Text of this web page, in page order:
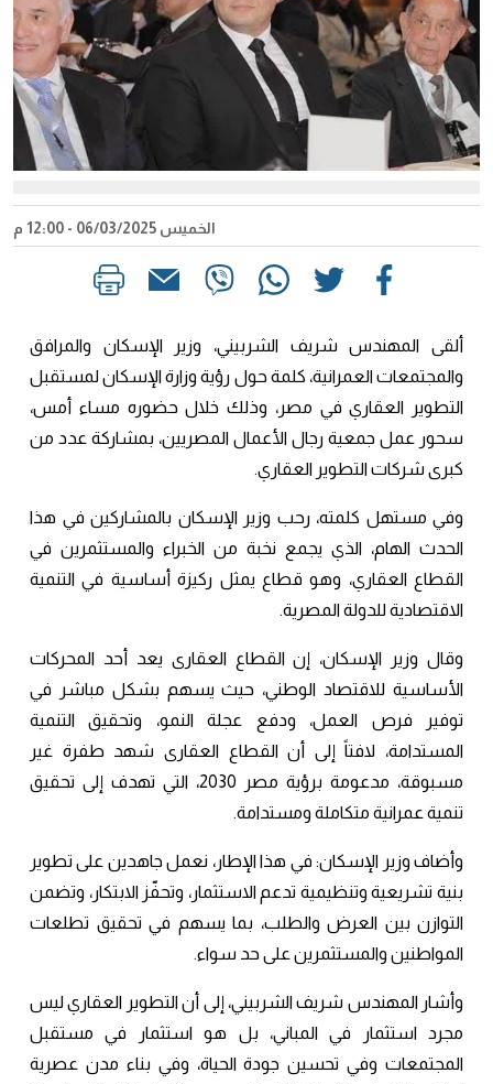
الخميس 06/03/2025 - 12:00 م
ألقى المهندس شريف الشربيني، وزير الإسكان والمرافق
والمجتمعات العمرانية، كلمة حول رؤية وزارة الإسكان لمستقبل
التطوير العقاري في مصر، وذلك خلال حضوره مساء أمس،
سحور عمل جمعية رجال الأعمال المصريين، بمشاركة عدد من
كبرى شركات التطوير العقاري.
وفي مستهل كلمته، رحب وزير الإسكان بالمشاركين في هذا
الحدث الهام، الذي يجمع نخبة من الخبراء والمستثمرين في
القطاع العقاري، وهو قطاع يمثل ركيزة أساسية في التنمية
الاقتصادية للدولة المصرية.
وقال وزير الإسكان، إن القطاع العقارى يعد أحد المحركات
الأساسية للاقتصاد الوطني، حيث يسهم بشكل مباشر في
توفير فرص العمل، ودفع عجلة النمو، وتحقيق التنمية
المستدامة، لافتاً إلى أن القطاع العقارى شهد طفرة غير
مسبوقة، مدعومة برؤية مصر 2030، التي تهدف إلى تحقيق
تنمية عمرانية متكاملة ومستدامة.
وأضاف وزير الإسكان: في هذا الإطار، نعمل جاهدين على تطوير
بنية تشريعية وتنظيمية تدعم الاستثمار، وتحفّز الابتكار، وتضمن
التوازن بين العرض والطلب، بما يسهم في تحقيق تطلعات
المواطنين والمستثمرين على حد سواء.
وأشار المهندس شريف الشربيني، إلى أن التطوير العقاري ليس
مجرد استثمار في المباني، بل هو استثمار في مستقبل
المجتمعات وفي تحسين جودة الحياة، وفي بناء مدن عصرية